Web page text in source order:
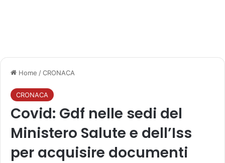
Home /CRONACA
CRONACA
Covid: Gdf nelle sedi del
Ministero Salute e dell’Iss
per acquisire documenti